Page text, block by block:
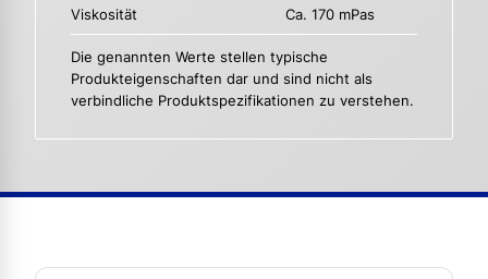
Viskosität Ca. 170 mPas
Die genannten Werte stellen typische
Produkteigenschaften dar und sind nicht als
verbindliche Produktspezifikationen zu verstehen.